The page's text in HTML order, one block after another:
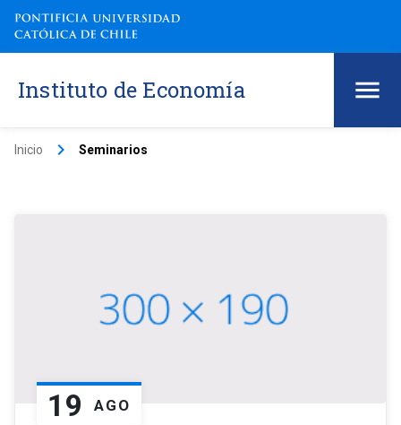
Instituto de Economía
Inicio keyboard_arrow_right Seminarios
19 AGO